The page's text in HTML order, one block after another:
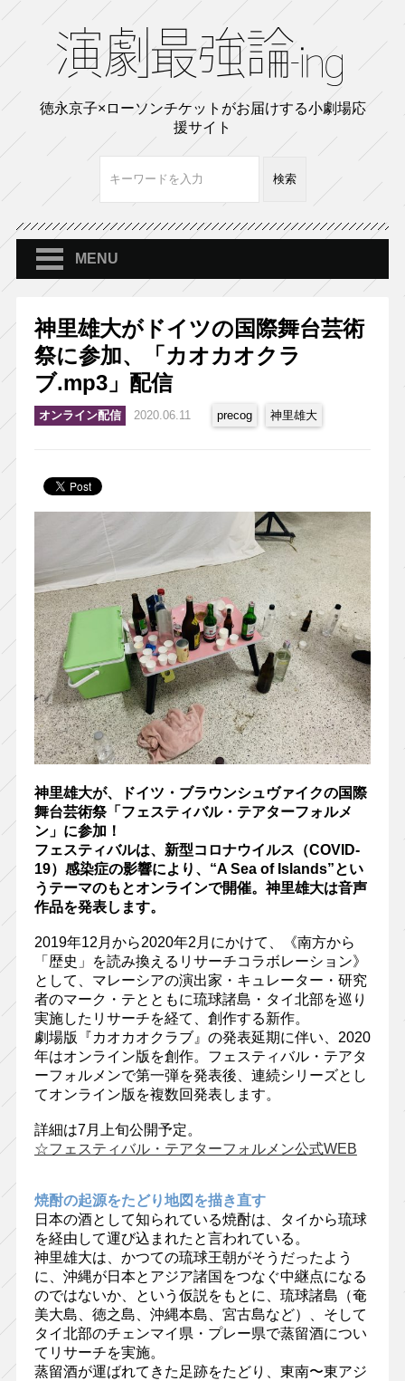
徳永京子×ローソンチケットがお届けする小劇場応
援サイト
MENU
神里雄大がドイツの国際舞台芸術
祭に参加、「カオカオクラ
ブ.mp3」配信
オンライン配信 2020.06.11 precog 神里雄大
神里雄大が、ドイツ・ブラウンシュヴァイクの国際
舞台芸術祭「フェスティバル・テアターフォルメ
ン」に参加！
フェスティバルは、新型コロナウイルス（COVID-
19）感染症の影響により、“A Sea of Islands”とい
うテーマのもとオンラインで開催。神里雄大は音声
作品を発表します。
2019年12月から2020年2月にかけて、《南方から
「歴史」を読み換えるリサーチコラボレーション》
として、マレーシアの演出家・キュレーター・研究
者のマーク・テとともに琉球諸島・タイ北部を巡り
実施したリサーチを経て、創作する新作。
劇場版『カオカオクラブ』の発表延期に伴い、2020
年はオンライン版を創作。フェスティバル・テアタ
ーフォルメンで第一弾を発表後、連続シリーズとし
てオンライン版を複数回発表します。
詳細は7⽉上旬公開予定。
☆フェスティバル・テアターフォルメン公式WEB
焼酎の起源をたどり地図を描き直す
日本の酒として知られている焼酎は、タイから琉球
を経由して運び込まれたと言われている。
神里雄大は、かつての琉球王朝がそうだったよう
に、沖縄が日本とアジア諸国をつなぐ中継点になる
のではないか、という仮説をもとに、琉球諸島（奄
美大島、徳之島、沖縄本島、宮古島など）、そして
タイ北部のチェンマイ県・プレー県で蒸留酒につい
てリサーチを実施。
蒸留酒が運ばれてきた足跡をたどり、東南〜東アジ